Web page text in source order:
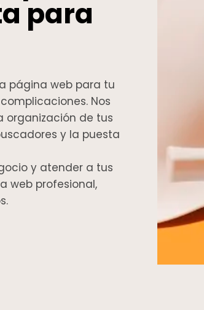
para
página web para tu
Nos
organización de tus
y la puesta
y atender a tus
web profesional,